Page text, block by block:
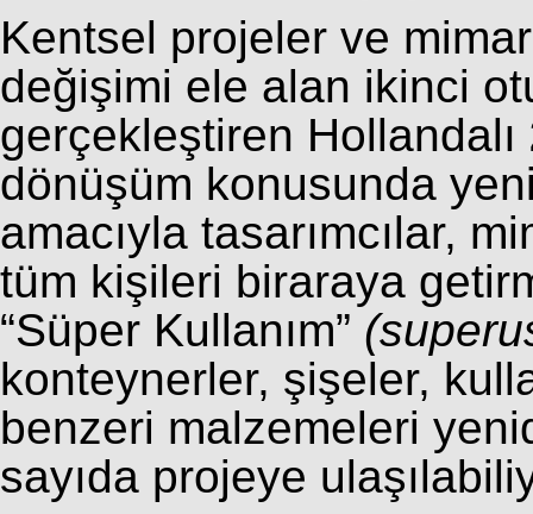
Kentsel projeler ve
değişimi ele alan ikinci
gerçekleştiren Hollandalı
dönüşüm konusunda
amacıyla tasarımcılar,
tüm kişileri biraraya
“Süper Kullanım”
konteynerler, şişeler,
benzeri malzemeleri
sayıda projeye